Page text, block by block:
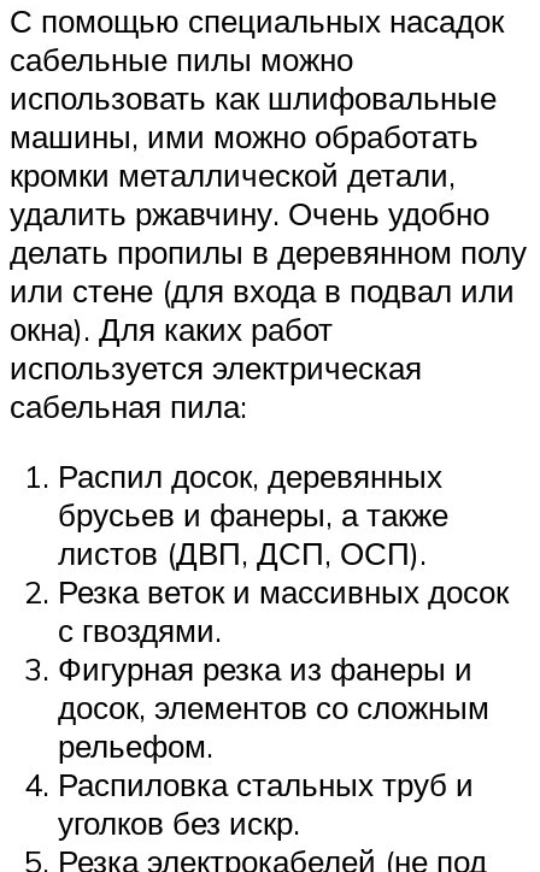
С помощью специальных насадок
сабельные пилы можно
использовать как шлифовальные
машины, ими можно обработать
кромки металлической детали,
удалить ржавчину. Очень удобно
делать пропилы в деревянном полу
или стене (для входа в подвал или
окна). Для каких работ
используется электрическая
сабельная пила:
Распил досок, деревянных
брусьев и фанеры, а также
листов (ДВП, ДСП, ОСП).
Резка веток и массивных досок
с гвоздями.
Фигурная резка из фанеры и
досок, элементов со сложным
рельефом.
Распиловка стальных труб и
уголков без искр.
Резка электрокабелей (не под